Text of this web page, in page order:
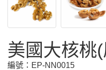
美國大核桃
編號： EP-NN0015